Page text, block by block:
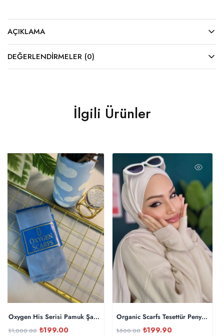
AÇIKLAMA
DEĞERLENDIRMELER (0)
İlgili Ürünler
Oxygen His Serisi Pamuk Şal- Okyanus Mavi
₺1,000.00 ₺199.00
Organic Scarfs Tesettür Penye Şal
₺500.00 ₺199.90